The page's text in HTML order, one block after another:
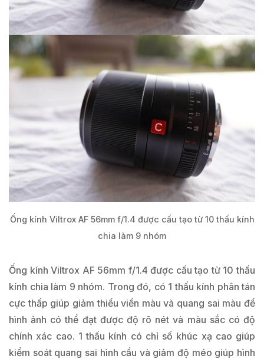
Ống kính Viltrox AF 56mm f/1.4 được cấu tạo từ 10 thấu kính
chia làm 9 nhóm
Ống kính Viltrox AF 56mm f/1.4 được cấu tạo từ 10 thấu
kính chia làm 9 nhóm. Trong đó, có 1 thấu kính phân tán
cực thấp giúp giảm thiểu viền màu và quang sai màu để
hình ảnh có thể đạt được độ rõ nét và màu sắc có độ
chính xác cao. 1 thấu kính có chỉ số khúc xạ cao giúp
kiểm soát quang sai hình cầu và giảm độ méo giúp hình